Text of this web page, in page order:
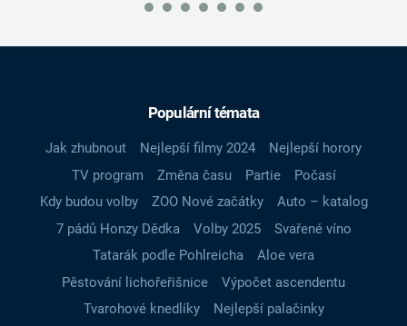
Populární témata
Jak zhubnout Nejlepší filmy 2024
Nejlepší horory
TV program
Změna času Partie
Počasí
Kdy budou volby
ZOO Nové začátky
Auto – katalog
7 pádů Honzy Dědka
Volby 2025
Svařené víno
Tatarák podle Pohlreicha
Aloe vera
Pěstování lichořeřišnice
Výpočet ascendentu
Tvarohové knedlíky
Nejlepší palačinky